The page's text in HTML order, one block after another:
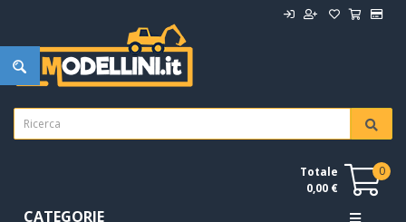
0
Totale
0,00 €
CATEGORIE